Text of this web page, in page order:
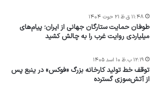
طوفان حمایت ستارگان جهانی از ایران؛ پیام‌های
میلیاردی روایت غرب را به چالش کشید
۱۱:۴۸ ق.ظ ۲۱ حوت ۱۴۰۴
توقف خط تولید کارخانه بزرگ «فوکس» در ینبع پس
از آتش‌سوزی گسترده
۱۲:۱۹ ب.ظ ۱۰ اسد ۱۴۰۵